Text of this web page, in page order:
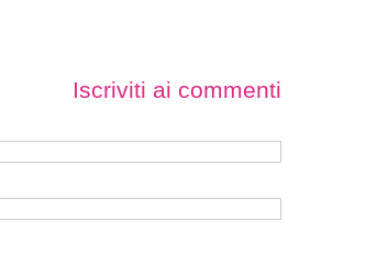
Iscriviti ai commenti